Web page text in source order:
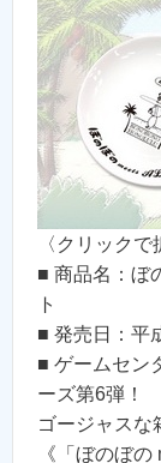
〈クリックで
■ 商品名：ぼ
ト
■ 発売日：平
■ ゲームセン
ーズ第6弾！
ゴージャスな
《「ぼのぼ